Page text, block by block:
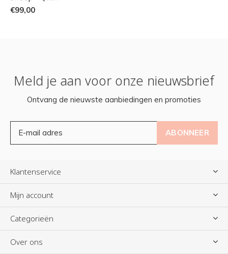
€99,00
Meld je aan voor onze nieuwsbrief
Ontvang de nieuwste aanbiedingen en promoties
ABONNEER
Klantenservice
Mijn account
Categorieën
Over ons